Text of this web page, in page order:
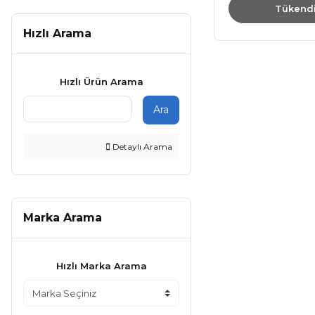
Hızlı Arama
Hızlı Ürün Arama
Ara
Detaylı Arama
Marka Arama
Hızlı Marka Arama